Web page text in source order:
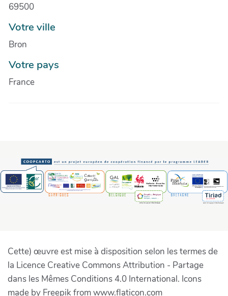
69500
Votre ville
Bron
Votre pays
France
Cette) œuvre est mise à disposition selon les termes de
la Licence Creative Commons Attribution - Partage
dans les Mêmes Conditions 4.0 International. Icons
made by Freepik from www.flaticon.com